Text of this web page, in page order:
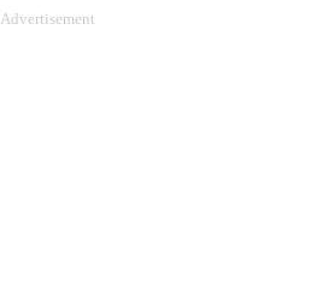
Advertisement